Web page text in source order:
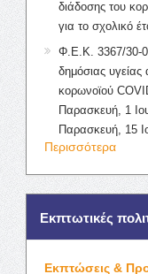
διάδοσης του
για το σχολικό
Φ.Ε.Κ. 3367/30-
δημόσιας
κορωνοϊού
Παρασκευή, 1
Παρασκευή, 15
Περισσότερα
Εκπτωτικές
Εκπτώσεις &